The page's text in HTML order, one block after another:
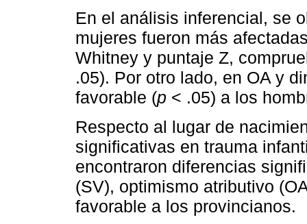
En el análisis inferencial, se
mujeres fueron más
Whitney y puntaje Z,
.05). Por otro lado, en OA y
favorable (p < .05) a los
Respecto al lugar de
significativas en trauma
encontraron diferencias
(SV), optimismo atributivo
favorable a los provincianos.